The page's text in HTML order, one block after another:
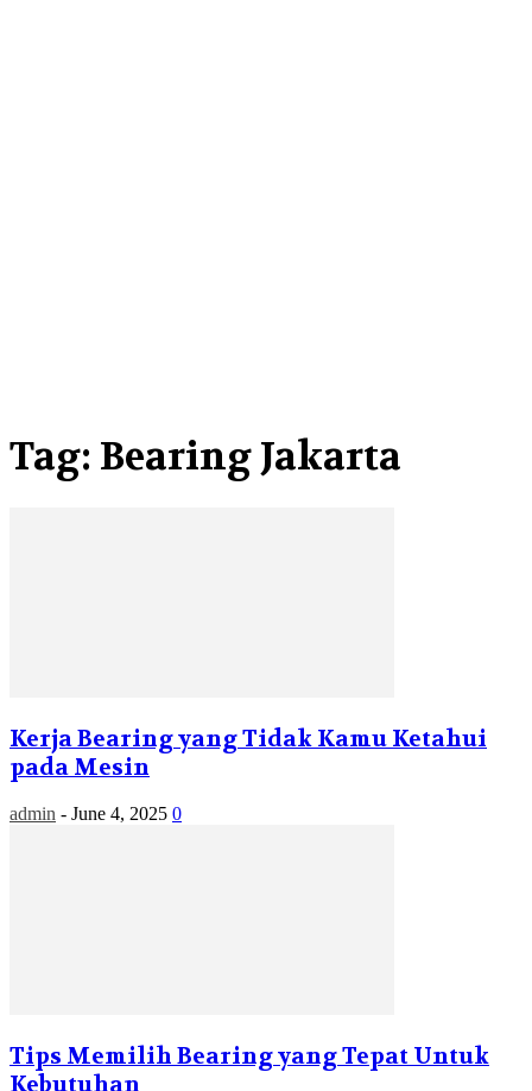
Tag: Bearing Jakarta
Kerja Bearing yang Tidak Kamu Ketahui
pada Mesin
admin - June 4, 2025 0
Tips Memilih Bearing yang Tepat Untuk
Kebutuhan